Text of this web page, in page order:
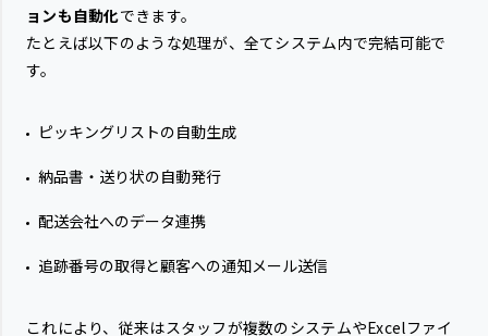
ョンも自動化できます。
たとえば以下のような処理が、全てシステム内で完結可能で
す。
ピッキングリストの自動生成
納品書・送り状の自動発行
配送会社へのデータ連携
追跡番号の取得と顧客への通知メール送信
これにより、従来はスタッフが複数のシステムやExcelファイ